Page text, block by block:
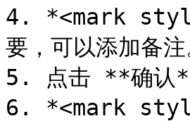
4. *<mark
要，可以添加备注
5. 点击 **确认
6. *<mark